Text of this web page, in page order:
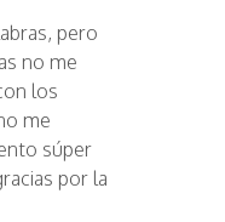
pero
no me
los
me
súper
por la